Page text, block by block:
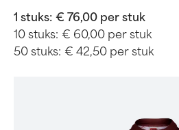
1 stuks: € 76,00 per stuk
10 stuks: € 60,00 per stuk
50 stuks: € 42,50 per stuk